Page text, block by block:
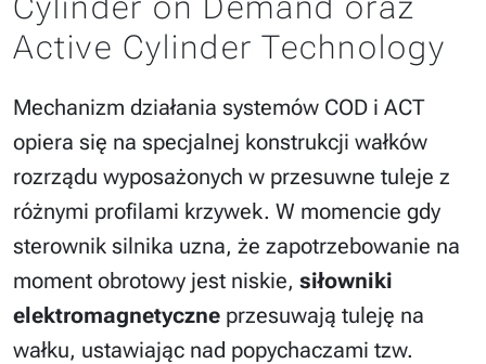
Active Cylinder Technology
Mechanizm działania systemów COD i ACT
opiera się na specjalnej konstrukcji wałków
rozrządu wyposażonych w przesuwne tuleje z
różnymi profilami krzywek. W momencie gdy
sterownik silnika uzna, że zapotrzebowanie na
moment obrotowy jest niskie, siłowniki
elektromagnetyczne przesuwają tuleję na
wałku, ustawiając nad popychaczami tzw.